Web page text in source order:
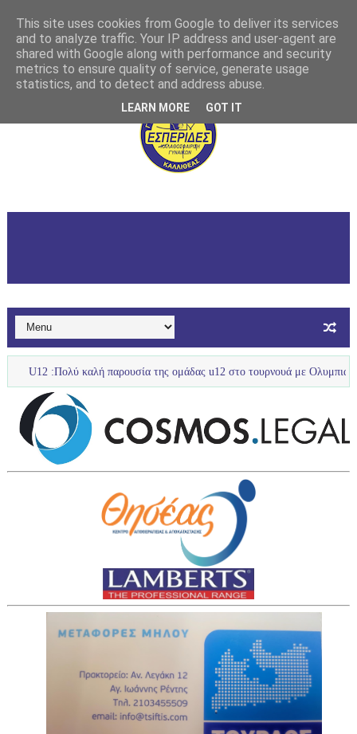
καλή παρουσία της ομάδας u12 στο τουρνουά με Ολυμπιακό
This site uses cookies from Google to deliver its services
and to analyze traffic. Your IP address and user-agent are
shared with Google along with performance and security
metrics to ensure quality of service, generate usage
statistics, and to detect and address abuse.
LEARN MORE GOT IT